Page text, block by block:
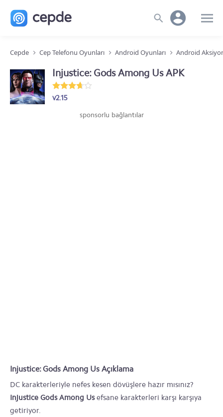
Cepde Cep Telefonu Oyunları Android Oyunları Android
Injustice: Gods Among Us APK
v2.15
sponsorlu bağlantılar
Injustice: Gods Among Us Açıklama
DC karakterleriyle nefes kesen dövüşlere hazır mısınız?
Injustice Gods Among Usefsane karakterleri karşı karşıya
getiriyor.